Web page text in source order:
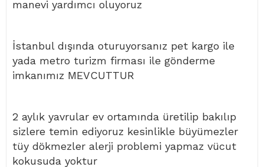
manevi yardımcı oluyoruz
İstanbul dışında oturuyorsanız pet kargo ile
yada metro turizm firması ile gönderme
imkanımız MEVCUTTUR
2 aylık yavrular ev ortamında üretilip bakılıp
sizlere temin ediyoruz kesinlikle büyümezler
tüy dökmezler alerji problemi yapmaz vücut
kokusuda yoktur